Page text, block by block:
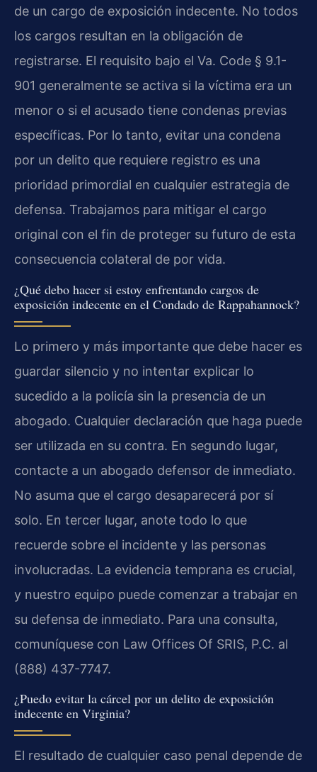
de un cargo de exposición indecente. No todos
los cargos resultan en la obligación de
registrarse. El requisito bajo el Va. Code § 9.1-
901 generalmente se activa si la víctima era un
menor o si el acusado tiene condenas previas
específicas. Por lo tanto, evitar una condena
por un delito que requiere registro es una
prioridad primordial en cualquier estrategia de
defensa. Trabajamos para mitigar el cargo
original con el fin de proteger su futuro de esta
consecuencia colateral de por vida.
¿Qué debo hacer si estoy enfrentando cargos de
exposición indecente en el Condado de Rappahannock?
Lo primero y más importante que debe hacer es
guardar silencio y no intentar explicar lo
sucedido a la policía sin la presencia de un
abogado. Cualquier declaración que haga puede
ser utilizada en su contra. En segundo lugar,
contacte a un abogado defensor de inmediato.
No asuma que el cargo desaparecerá por sí
solo. En tercer lugar, anote todo lo que
recuerde sobre el incidente y las personas
involucradas. La evidencia temprana es crucial,
y nuestro equipo puede comenzar a trabajar en
su defensa de inmediato. Para una consulta,
comuníquese con Law Offices Of SRIS, P.C. al
(888) 437-7747.
¿Puedo evitar la cárcel por un delito de exposición
indecente en Virginia?
El resultado de cualquier caso penal depende de